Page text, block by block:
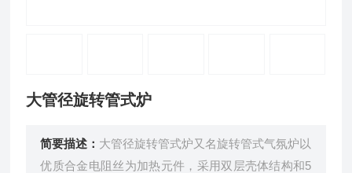
大管径旋转管式炉
简要描述： 大管径旋转管式炉又名旋转管式气氛炉以
优质合金电阻丝为加热元件，采用双层壳体结构和5